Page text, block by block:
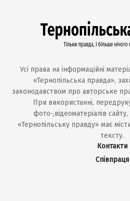
Усі права на інформаційні
«Тернопільська правда»,
законодавством про авторське
При використанні,
фото-,відеоматеріалів
«Тернопільську правду» має
тексту.
Контакти
Співпраця